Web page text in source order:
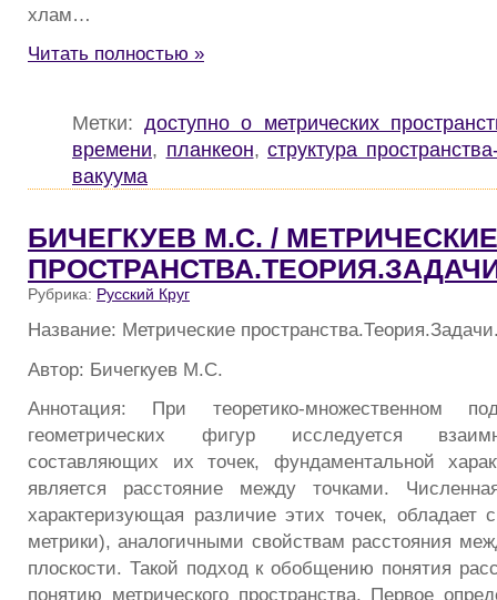
хлам…
Читать полностью »
Метки:доступно о метрических
времени, планкеон, структура
вакуума
БИЧЕГКУЕВ М.С. / МЕТРИЧЕСКИЕ
Рубрика: Русский Круг
Название: Метрические
Автор: Бичегкуев М.С.
Аннотация: При теоретико-множественном
геометрических фигур исследуется
составляющих их точек, фундаментальной
является расстояние между точками.
характеризующая различие этих точек, обладает
метрики), аналогичными свойствам расстояния
плоскости. Такой подход к обобщению понятия
понятию метрического пространства. Первое